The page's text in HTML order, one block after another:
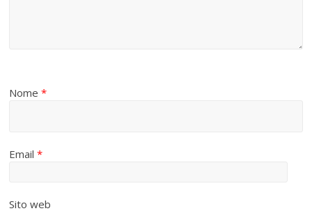
Nome*
Email*
Sito web